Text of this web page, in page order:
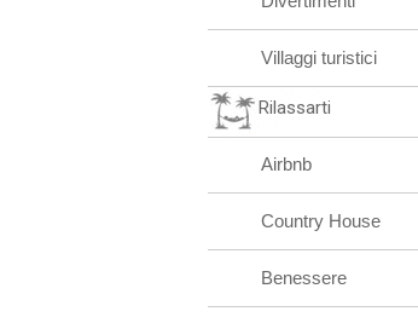
Villaggi turistici
Rilassarti
Airbnb
Country House
Benessere